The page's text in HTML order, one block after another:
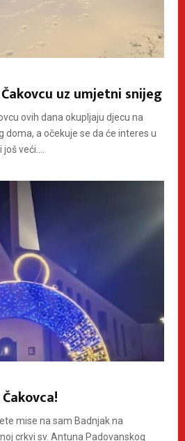
uz umjetni snijeg
ovih dana okupljaju djecu na
doma, a očekuje se da će interes u
veći....
mise na sam Badnjak na
crkvi sv. Antuna Padovanskog